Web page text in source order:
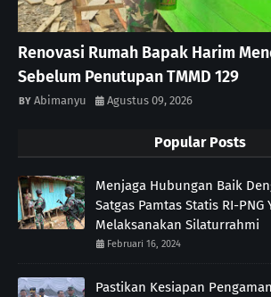
Renovasi Rumah Bapak Harim
Sebelum Penutupan TMMD 129
Abimanyu Agustus 09, 2026
Popular Posts
Menjaga Hubungan Baik
Satgas Pamtas Statis RI-PNG
Melaksanakan Silaturrahmi
Februari 16, 2024
Pastikan Kesiapan